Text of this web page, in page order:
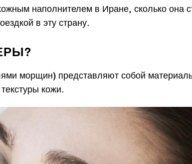
наполнителем в Иране, сколько она
в эту страну.
морщин) представляют собой
кожи.